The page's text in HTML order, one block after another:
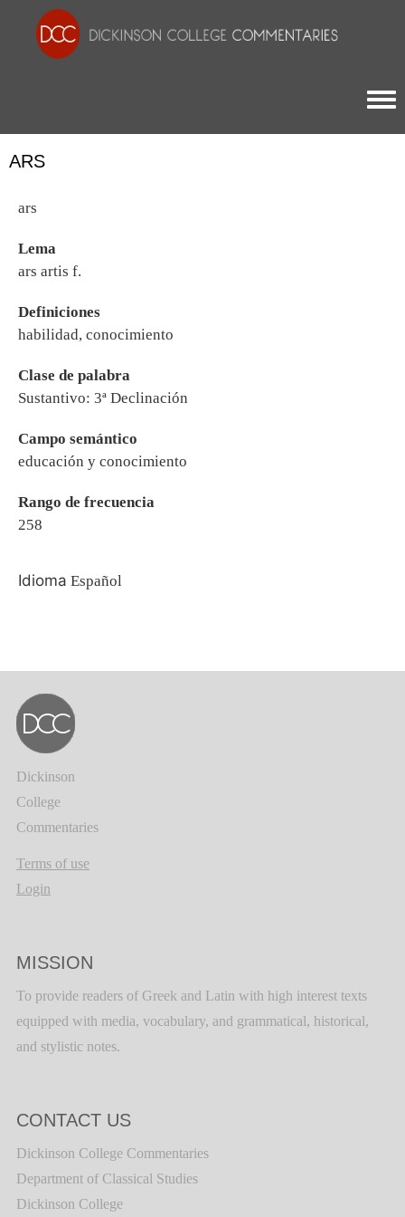
ARS
ars
Lema
ars artis f.
Definiciones
habilidad, conocimiento
Clase de palabra
Sustantivo: 3ª Declinación
Campo semántico
educación y conocimiento
Rango de frecuencia
258
Idioma Español
Dickinson
College
Commentaries
Terms of use
Login
MISSION
To provide readers of Greek and Latin with high interest texts
equipped with media, vocabulary, and grammatical, historical,
and stylistic notes.
CONTACT US
Dickinson College Commentaries
Department of Classical Studies
Dickinson College